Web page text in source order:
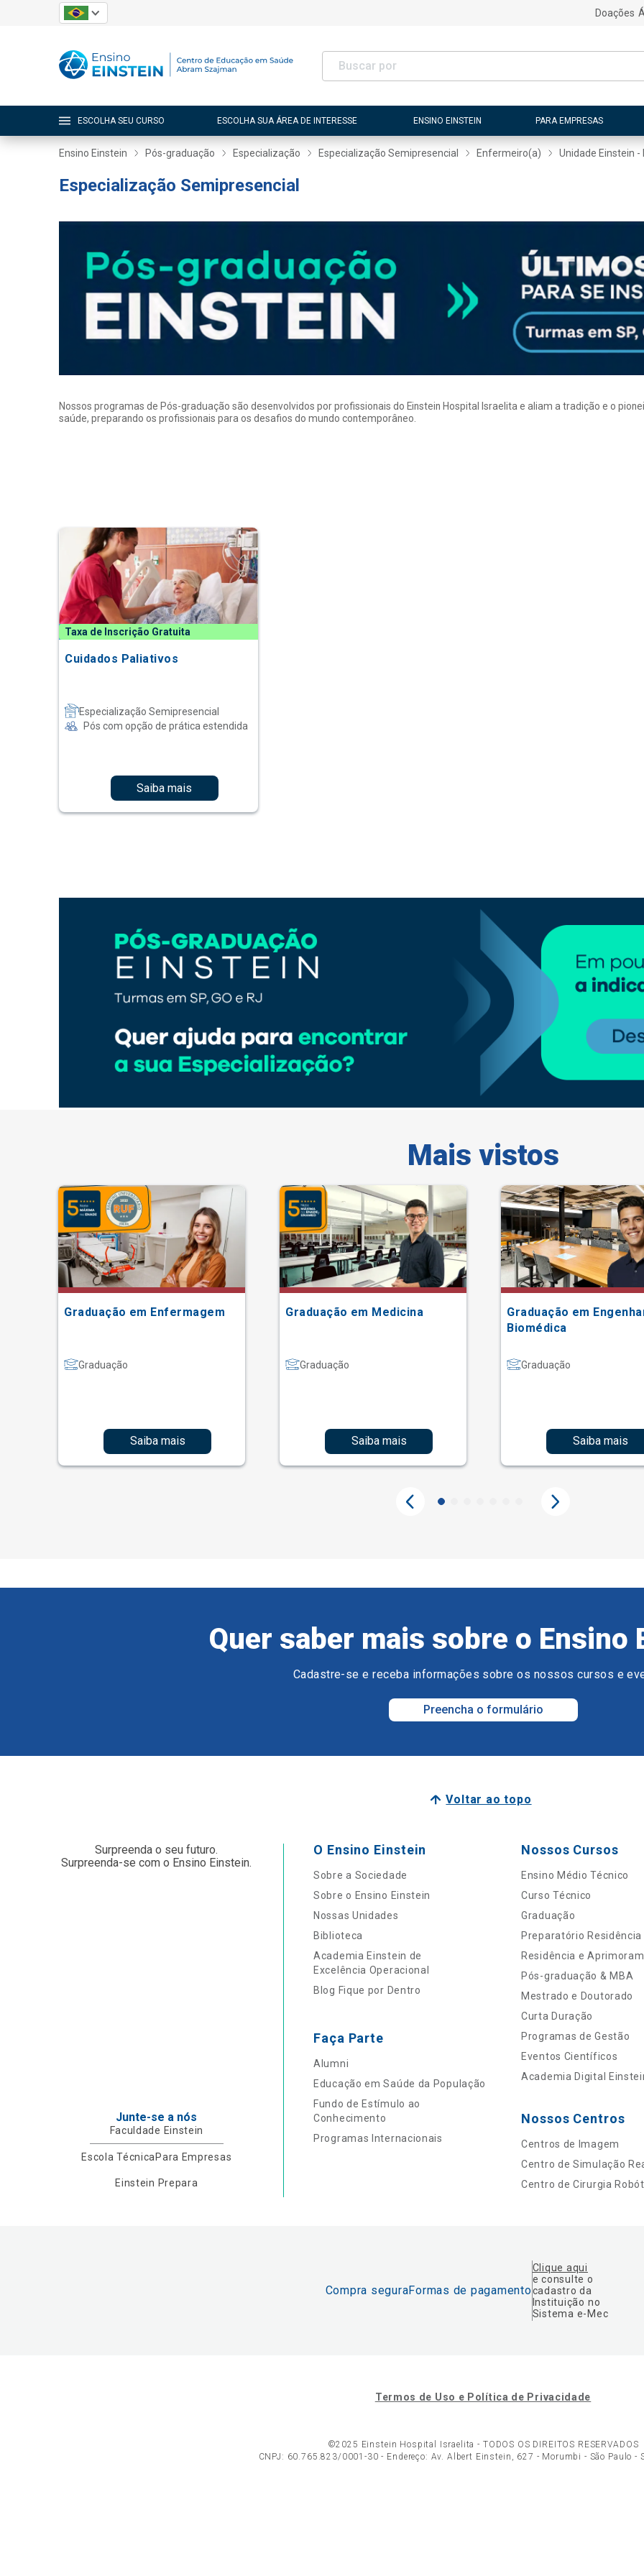
Doações
ESCOLHA SEU CURSO ESCOLHA SUA ÁREA DE INTERESSE ENSINO EINSTEIN PARA EMPRESAS
Ensino Einstein Pós-graduação Especialização Especialização Semipresencial Enfermeiro(a) Unidade Einstein -
Especialização Semipresencial
Nossos programas de Pós-graduação são desenvolvidos por profissionais do Einstein Hospital Israelita e aliam a tradição e o
saúde, preparando os profissionais para os desafios do mundo contemporâneo.
Taxa de Inscrição Gratuita
Cuidados Paliativos
Especialização Semipresencial
Pós com opção de prática estendida
Saiba mais
Mais vistos
Graduação em Enfermagem
Graduação
Saiba mais
Graduação em Medicina
Graduação
Saiba mais
Graduação em
Biomédica
Graduação
Saiba mais
Quer saber mais sobre o Ensino
Cadastre-se e receba informações sobre os nossos cursos e
Preencha o formulário
Voltar ao topo
Surpreenda o seu futuro.
Surpreenda-se com o Ensino Einstein.
Junte-se a nós
Faculdade Einstein
Escola TécnicaPara Empresas
Einstein Prepara
O Ensino Einstein
Sobre a Sociedade
Sobre o Ensino Einstein
Nossas Unidades
Biblioteca
Academia Einstein de
Excelência Operacional
Blog Fique por Dentro
Faça Parte
Alumni
Educação em Saúde da População
Fundo de Estímulo ao
Conhecimento
Programas Internacionais
Nossos Cursos
Ensino Médio Técnico
Curso Técnico
Graduação
Preparatório Residência
Residência e
Pós-graduação & MBA
Mestrado e Doutorado
Curta Duração
Programas de Gestão
Eventos Científicos
Academia Digital
Nossos Centros
Centros de Imagem
Centro de Simulação
Centro de Cirurgia
Compra seguraFormas de pagamento
Clique aqui
e consulte o
cadastro da
Instituição no
Sistema e-Mec
Termos de Uso e Política de Privacidade
©2025 Einstein Hospital Israelita - TODOS OS DIREITOS RESERVADOS
CNPJ: 60.765.823/0001-30 - Endereço: Av. Albert Einstein, 627 - Morumbi - São Paulo -